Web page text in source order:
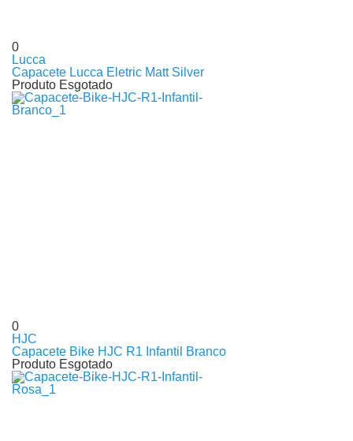
0
Lucca
Capacete Lucca Eletric Matt Silver
Produto Esgotado
0
HJC
Capacete Bike HJC R1 Infantil Branco
Produto Esgotado